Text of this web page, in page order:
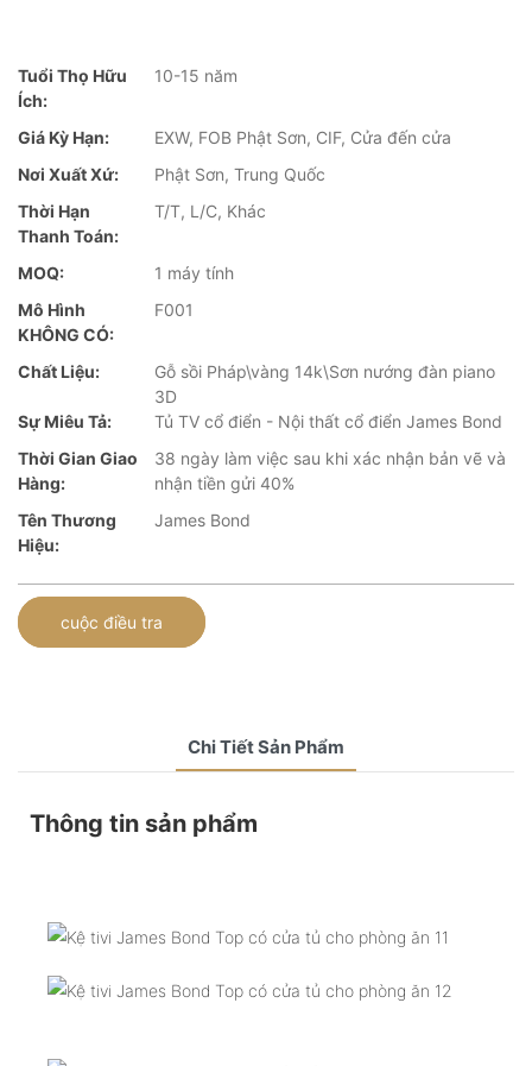
Tuổi Thọ Hữu
Ích:
10-15 năm
Giá Kỳ Hạn:
EXW, FOB Phật Sơn, CIF, Cửa đến cửa
Nơi Xuất Xứ:
Phật Sơn, Trung Quốc
Thời Hạn
Thanh Toán:
T/T, L/C, Khác
MOQ:
1 máy tính
Mô Hình
KHÔNG CÓ:
F001
Chất Liệu:
Gỗ sồi Pháp\vàng 14k\Sơn nướng đàn piano
3D
Sự Miêu Tả:
Tủ TV cổ điển - Nội thất cổ điển James Bond
Thời Gian Giao
Hàng:
38 ngày làm việc sau khi xác nhận bản vẽ và
nhận tiền gửi 40%
Tên Thương
Hiệu:
James Bond
cuộc điều tra
Chi Tiết Sản Phẩm
Thông tin sản phẩm